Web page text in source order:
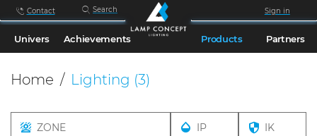
Contact Search Sign in
Univers Achievements Products Partners
Home Lighting (3)
ZONE IP IK